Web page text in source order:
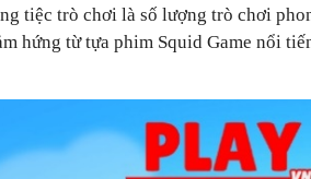
tiệc trò chơi là số lượng trò chơi
hứng từ tựa phim Squid Game nổi